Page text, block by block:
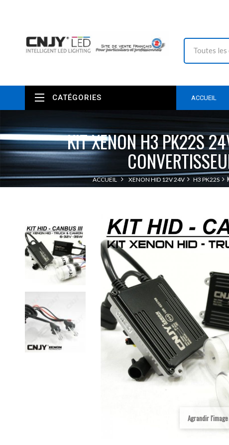
ACCUEIL
CATÉGORIES
KIT XENON H3 PK22S
ACCUEIL XENON HID 12V 24V H3 PK22S
Agrandir l'image